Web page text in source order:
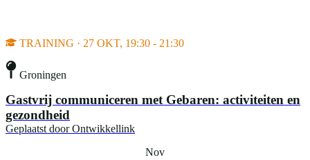
TRAINING · 27 OKT, 19:30 - 21:30
Groningen
Gastvrij communiceren met Gebaren: activiteiten en
gezondheid
Geplaatst door Ontwikkellink
Nov